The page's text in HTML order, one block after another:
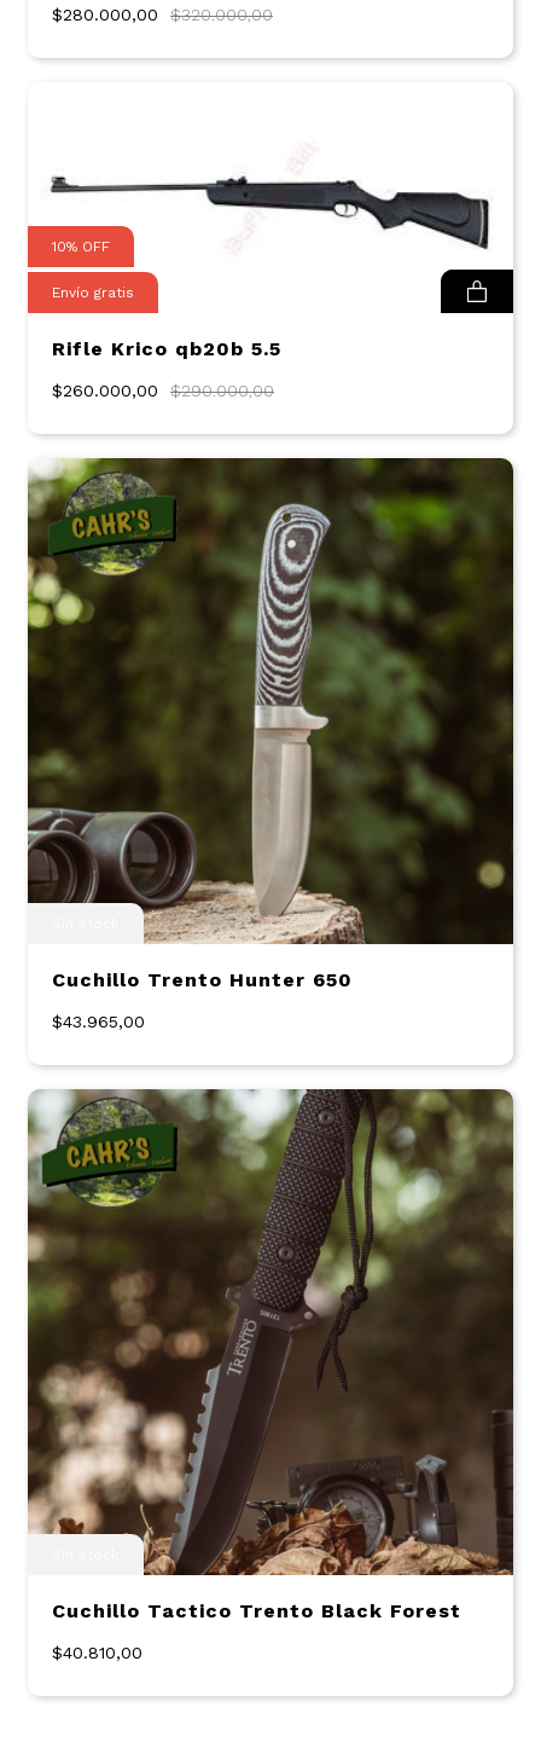
$280.000,00 $320.000,00
10% OFF
Envío gratis
Rifle Krico qb20b 5.5
$260.000,00 $290.000,00
Cuchillo Trento Hunter 650
$43.965,00
Cuchillo Tactico Trento Black Forest
$40.810,00